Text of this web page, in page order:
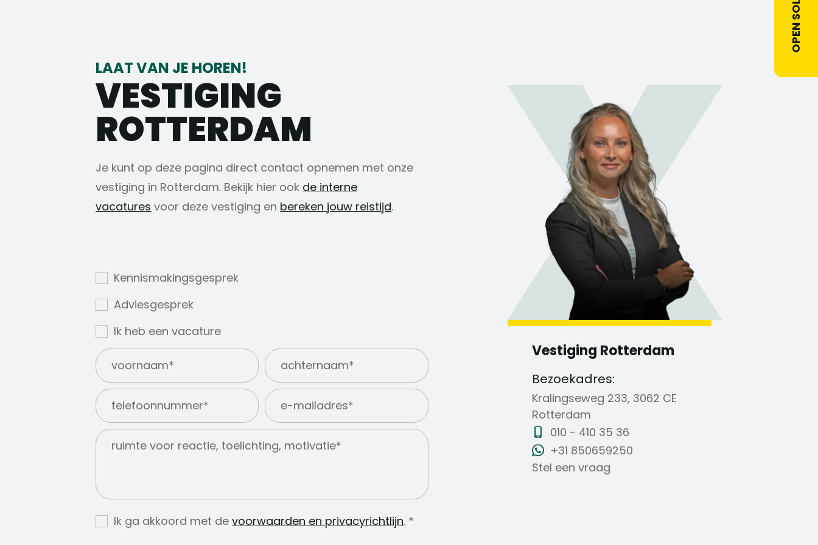
LAAT VAN JE HOREN!
VESTIGING
ROTTERDAM
Je kunt op deze pagina direct contact opnemen met onze
vestiging in Rotterdam. Bekijk hier ook de interne
vacatures voor deze vestiging en bereken jouw reistijd.
Kennismakingsgesprek
Adviesgesprek
Ik heb een vacature
Ik ga akkoord met devoorwaarden en privacyrichtlijn. *
Vestiging Rotterdam
Bezoekadres:
Kralingseweg 233, 3062 CE
Rotterdam
010 - 410 35 36
+31 850659250
Stel een vraag